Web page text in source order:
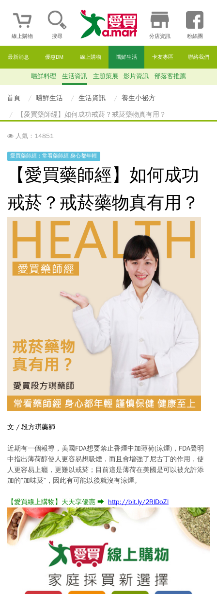
線上購物 搜尋 分店資訊 粉絲團
最新消息 優惠DM 線上購物 嚐鮮生活 卡友專區 聯絡我們
嚐鮮料理 生活資訊 主題策展 影片資訊 部落客推薦
首頁 嚐鮮生活 生活資訊
養生小祕方
【愛買藥師經】如何成功戒菸？戒菸藥物真有用？
人氣：14851
愛買藥師經：常看藥師經 身心都年輕
【愛買藥師經】如何成功
戒菸？戒菸藥物真有用？
文 / 段方琪藥師
近期有一個報導，美國FDA想要禁止香煙中加薄荷(涼煙)，FDA聲明
中指出薄荷醇使人更容易想吸煙，而且會增強了尼古丁的作用，使
人更容易上癮，更難以戒菸；目前這是薄荷在美國是可以被允許添
加的”加味菸”，因此有可能以後就沒有涼煙。
【愛買線上購物】天天享優惠 ➡ http://bit.ly/2RlDoZl